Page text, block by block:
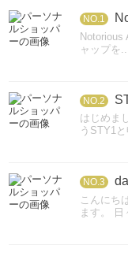
NO.1
Notorious
ャップを...
NO.2
はじめま
うSTY1
NO.3
こんにち
ます。 日